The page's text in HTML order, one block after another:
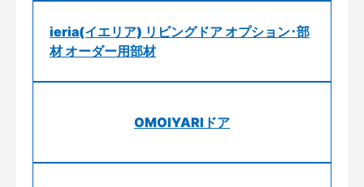
ieria(イエリア) リビングドア オプション･部
材 オーダー用部材
OMOIYARIドア